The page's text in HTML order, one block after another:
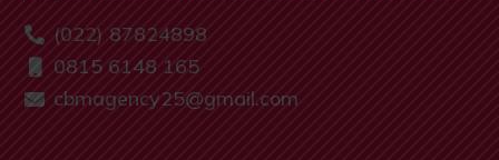
(022) 87824898
0815 6148 165
cbmagency25@gmail.com